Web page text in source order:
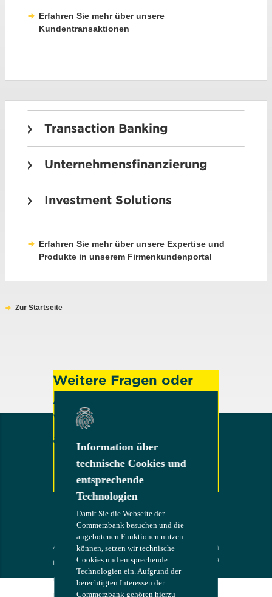
Erfahren Sie mehr über unsere
Kundentransaktionen
Transaction Banking
Unternehmensfinanzierung
Investment Solutions
Erfahren Sie mehr über unsere Expertise und
Produkte in unserem Firmenkundenportal
Zur Startseite
Weitere Fragen oder
Anregungen?
Wenden Sie sich gerne
an uns!
Kontakt
AGB
Impressum
Compliance
COMMERZB
ANK
Die Bank an
Ihrer Seite
Information über
technische Cookies und
entsprechende
Technologien
Damit Sie die Webseite der
Commerzbank besuchen und die
angebotenen Funktionen nutzen
können, setzen wir technische
Cookies und entsprechende
Technologien ein. Aufgrund der
berechtigten Interessen der
Commerzbank gehören hierzu
Information über
technische Cookies und
entsprechende
Technologien
Damit Sie die Webseite der
Commerzbank besuchen und die
angebotenen Funktionen nutzen
können, setzen wir technische
Cookies und entsprechende
Technologien ein. Aufgrund der
berechtigten Interessen der
Commerzbank gehören hierzu